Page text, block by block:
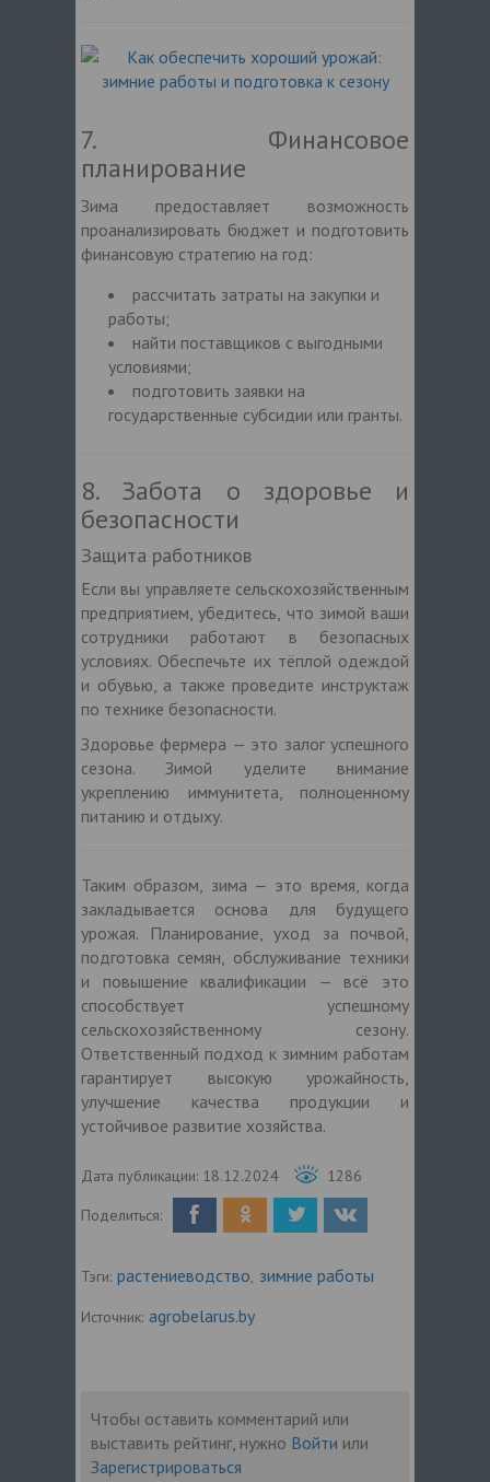
7. Финансовое
планирование
Зима предоставляет возможность
проанализировать бюджет и подготовить
финансовую стратегию на год:
рассчитать затраты на закупки и
работы;
найти поставщиков с выгодными
условиями;
подготовить заявки на
государственные субсидии или гранты.
8. Забота о здоровье и
безопасности
Защита работников
Если вы управляете сельскохозяйственным
предприятием, убедитесь, что зимой ваши
сотрудники работают в безопасных
условиях. Обеспечьте их тёплой одеждой
и обувью, а также проведите инструктаж
по технике безопасности.
Здоровье фермера — это залог успешного
сезона. Зимой уделите внимание
укреплению иммунитета, полноценному
питанию и отдыху.
Таким образом, зима — это время, когда
закладывается основа для будущего
урожая. Планирование, уход за почвой,
подготовка семян, обслуживание техники
и повышение квалификации — всё это
способствует успешному
сельскохозяйственному сезону.
Ответственный подход к зимним работам
гарантирует высокую урожайность,
улучшение качества продукции и
устойчивое развитие хозяйства.
Дата публикации: 18.12.2024 1286
Поделиться:
Тэги: растениеводство, зимние работы
Источник: agrobelarus.by
Чтобы оставить комментарий или
выставить рейтинг, нужно Войти или
Зарегистрироваться